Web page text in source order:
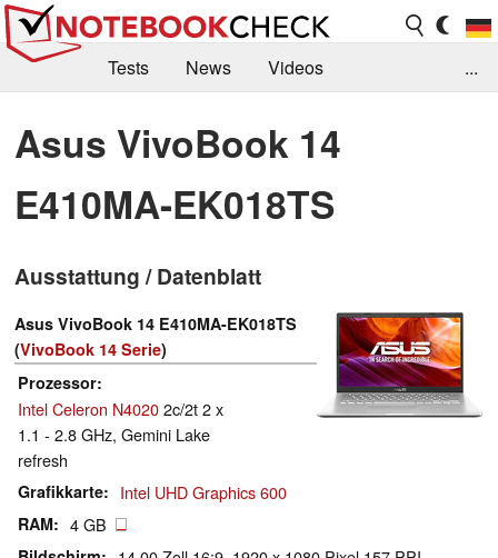
Tests News
Videos
Kaufberatung
Deals Suche
Jobs
Forum
...
Asus VivoBook 14
E410MA-EK018TS
Ausstattung / Datenblatt
Asus VivoBook 14 E410MA-EK018TS
(VivoBook 14 Serie)
Prozessor
Intel Celeron N40202c/2t 2 x
1.1 - 2.8 GHz, Gemini Lake
refresh
Grafikkarte Intel UHD Graphics 600
RAM 4 GB